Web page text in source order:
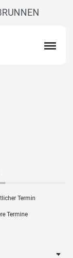
Termin
Termine